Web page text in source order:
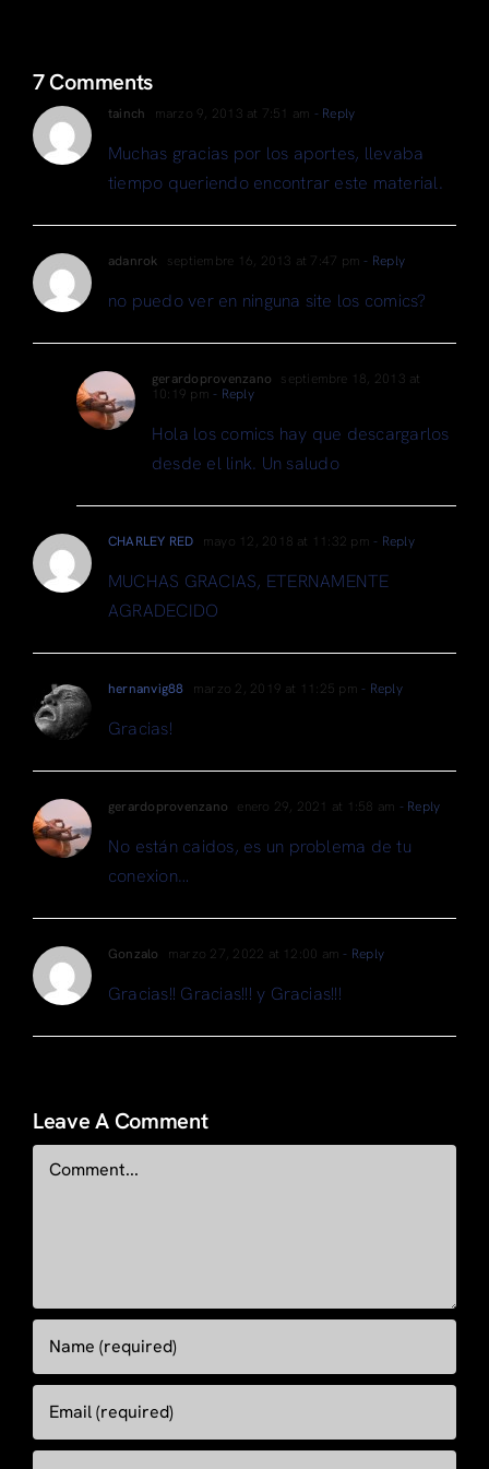
7 Comments
tainch marzo 9, 2013 at 7:51 am - Reply
Muchas gracias por los aportes, llevaba
tiempo queriendo encontrar este material.
adanrok septiembre 16, 2013 at 7:47 pm - Reply
no puedo ver en ninguna site los comics?
gerardoprovenzano
septiembre 18, 2013 at
10:19 pm - Reply
Hola los comics hay que descargarlos
desde el link. Un saludo
CHARLEY RED mayo 12, 2018 at 11:32 pm - Reply
MUCHAS GRACIAS, ETERNAMENTE
AGRADECIDO
hernanvig88 marzo 2, 2019 at 11:25 pm - Reply
Gracias!
gerardoprovenzano enero 29, 2021 at 1:58 am - Reply
No están caidos, es un problema de tu
conexion…
Gonzalo marzo 27, 2022 at 12:00 am - Reply
Gracias!! Gracias!!! y Gracias!!!
Leave A Comment
Comment